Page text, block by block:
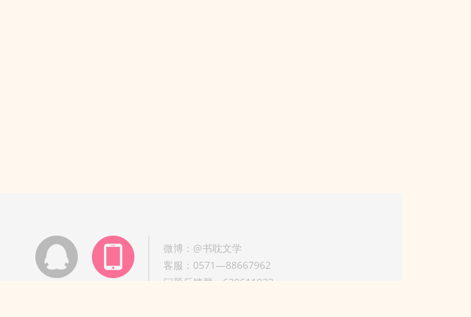
微博：@书耽文学
客服：0571—88667962
问题反馈群：630611933